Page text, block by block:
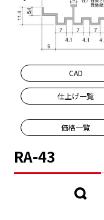
CAD
仕上げ一覧
価格一覧
RA-43